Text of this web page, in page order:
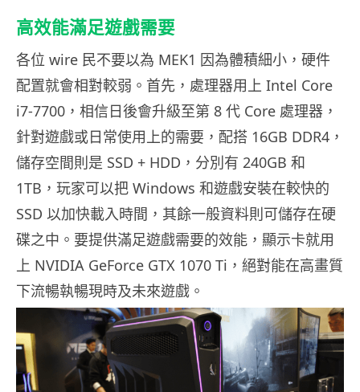
高效能滿足遊戲需要
各位 wire 民不要以為 MEK1 因為體積細小，硬件
配置就會相對較弱。首先，處理器用上 Intel Core
i7-7700，相信日後會升級至第 8 代 Core 處理器，
針對遊戲或日常使用上的需要，配搭 16GB DDR4，
儲存空間則是 SSD + HDD，分別有 240GB 和
1TB，玩家可以把 Windows 和遊戲安裝在較快的
SSD 以加快載入時間，其餘一般資料則可儲存在硬
碟之中。要提供滿足遊戲需要的效能，顯示卡就用
上 NVIDIA GeForce GTX 1070 Ti，絕對能在高畫質
下流暢執暢現時及未來遊戲。